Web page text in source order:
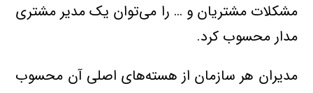
مشکلات مشتریان و … را می‌توان یک مدیر مشتری
مدار محسوب کرد.
مدیران هر سازمان از هسته‌های اصلی آن محسوب